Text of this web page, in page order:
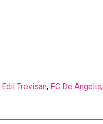
Edil Trevisan, FC De Angelis,